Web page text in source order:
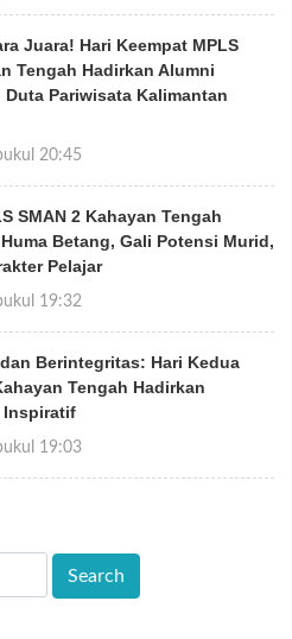
Juara! Hari Keempat MPLS
Tengah Hadirkan Alumni
Pariwisata Kalimantan
20:45
SMAN 2 Kahayan Tengah
Betang, Gali Potensi Murid,
Pelajar
19:32
Berintegritas: Hari Kedua
Tengah Hadirkan
Inspiratif
19:03